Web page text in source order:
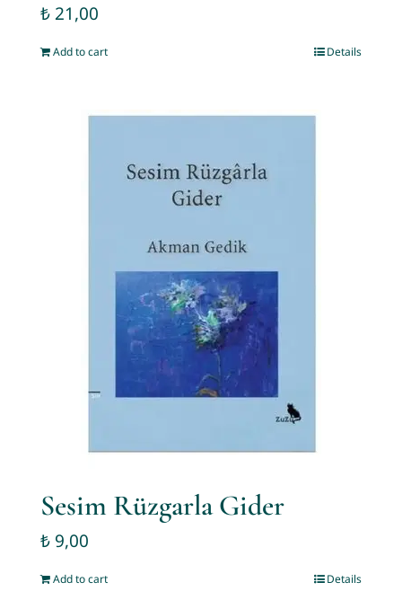
₺21,00
Add to cart Details
Sesim Rüzgarla Gider
₺ 9,00
Add to cart Details